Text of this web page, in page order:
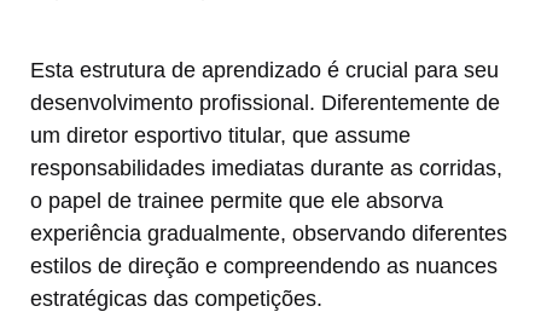
Esta estrutura de aprendizado é crucial para seu
desenvolvimento profissional. Diferentemente de
um diretor esportivo titular, que assume
responsabilidades imediatas durante as corridas,
o papel de trainee permite que ele absorva
experiência gradualmente, observando diferentes
estilos de direção e compreendendo as nuances
estratégicas das competições.